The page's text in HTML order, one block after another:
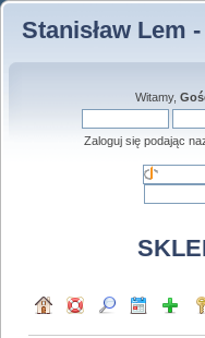
Stanisław Lem
Witamy,
Zaloguj się podając